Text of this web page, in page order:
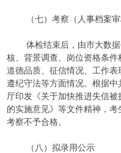
（七）考察（人事档案
体检结束后，由市大数
核、背景调查、岗位资格条件
道德品质、征信情况、工作
遵纪守法等方面情况。根据
厅印发《关于加快推进失信
的实施意见》等文件精神，考
考察不予合格。
（八）拟录用公示